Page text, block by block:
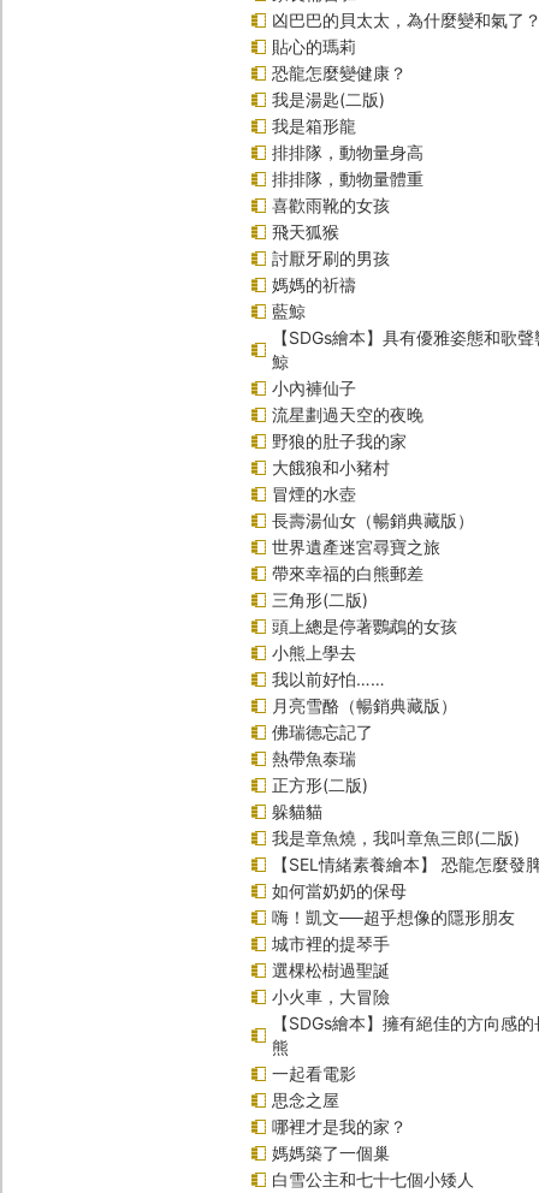
凶巴巴的貝太太，為什麼變和氣了
貼心的瑪莉
恐龍怎麼變健康？
我是湯匙(二版)
我是箱形龍
排排隊，動物量身高
排排隊，動物量體重
喜歡雨靴的女孩
飛天狐猴
討厭牙刷的男孩
媽媽的祈禱
藍鯨
【SDGs繪本】具有優雅姿態和歌
鯨
小內褲仙子
流星劃過天空的夜晚
野狼的肚子我的家
大餓狼和小豬村
冒煙的水壺
長壽湯仙女（暢銷典藏版）
世界遺產迷宮尋寶之旅
帶來幸福的白熊郵差
三角形(二版)
頭上總是停著鸚鵡的女孩
小熊上學去
我以前好怕……
月亮雪酪（暢銷典藏版）
佛瑞德忘記了
熱帶魚泰瑞
正方形(二版)
躲貓貓
我是章魚燒，我叫章魚三郎(二版)
【SEL情緒素養繪本】 恐龍怎麼發
如何當奶奶的保母
嗨！凱文──超乎想像的隱形朋友
城市裡的提琴手
選棵松樹過聖誕
小火車，大冒險
【SDGs繪本】擁有絕佳的方向感
熊
一起看電影
思念之屋
哪裡才是我的家？
媽媽築了一個巢
白雪公主和七十七個小矮人